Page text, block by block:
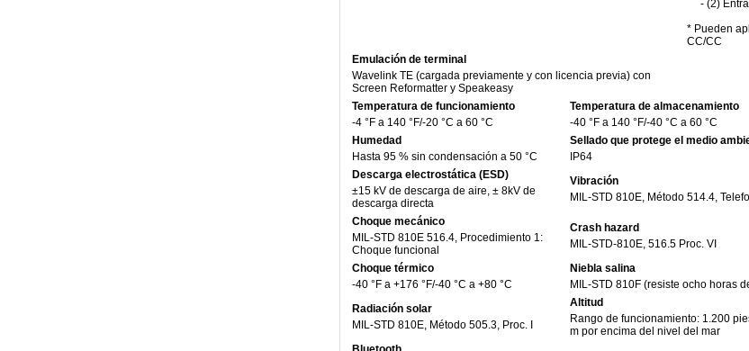
- (2)
* Pueden
CC/CC
Emulación de terminal
Wavelink TE (cargada previamente y con licencia previa) con
Screen Reformatter y Speakeasy
Temperatura de funcionamiento
-4 °F a 140 °F/-20 °C a 60 °C
Temperatura de almacenamiento
-40 °F a 140 °F/-40 °C a 60 °C
Humedad
Hasta 95 % sin condensación a 50 °C
Sellado que protege el medio
IP64
Descarga electrostática (ESD)
±15 kV de descarga de aire, ± 8kV de
descarga directa
Vibración
MIL-STD 810E, Método 514.4,
Choque mecánico
MIL-STD 810E 516.4, Procedimiento 1:
Choque funcional
Crash hazard
MIL-STD-810E, 516.5 Proc. VI
Choque térmico
-40 °F a +176 °F/-40 °C a +80 °C
Niebla salina
MIL-STD 810F (resiste ocho horas
Radiación solar
MIL-STD 810E, Método 505.3, Proc. I
Altitud
Rango de funcionamiento: 1.200
m por encima del nivel del mar